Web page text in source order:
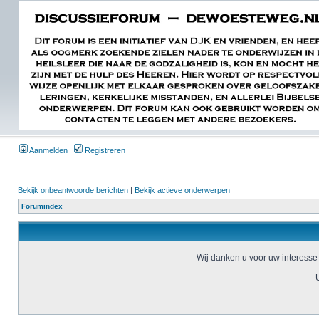
Aanmelden Registreren
Bekijk onbeantwoorde berichten | Bekijk actieve onderwerpen
Forumindex
Wij danken u voor uw